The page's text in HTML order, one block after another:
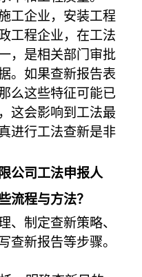
工企业，安装工程
工程企业，在工法
，是相关部门审批
。如果查新报告表
么这些特征可能已
这会影响到工法最
进行工法查新是非
公司工法申报人
流程与方法？
、制定查新策略、
查新报告等步骤。